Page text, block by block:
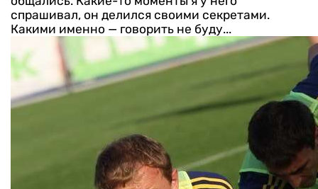
спрашивал, он делился своими секретами.
Какими именно — говорить не буду...